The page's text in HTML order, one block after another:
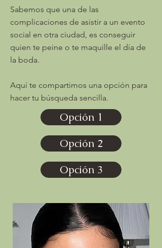
Sabemos que una de las
complicaciones de asistir a un evento
social en otra ciudad, es conseguir
quien te peine o te maquille el día de
la boda.
Aquí te compartimos una opción para
hacer tu búsqueda sencilla.
Opción 1
Opción 2
Opción 3